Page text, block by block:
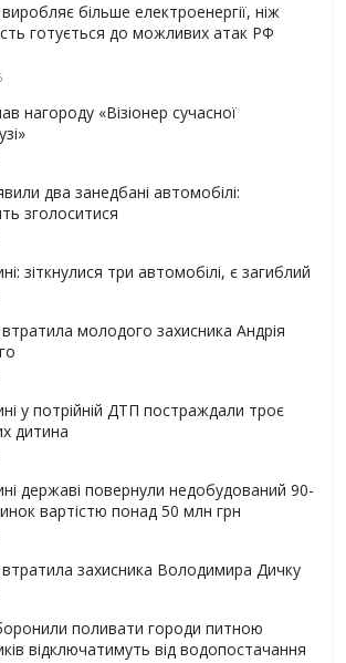
більше електроенергії, ніж
готується до можливих атак РФ
нагороду «Візіонер сучасної
два занедбані автомобілі:
зголоситися
зіткнулися три автомобілі, є загиблий
молодого захисника Андрія
у потрійній ДТП постраждали троє
дитина
державі повернули недобудований 90-
вартістю понад 50 млн грн
захисника Володимира Дичку
поливати городи питною
відключатимуть від водопостачання